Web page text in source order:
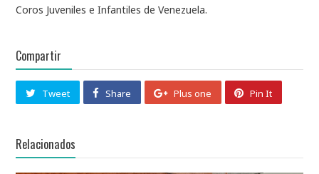
Coros Juveniles e Infantiles de Venezuela.
Compartir
Tweet Share Plus one Pin It
Relacionados